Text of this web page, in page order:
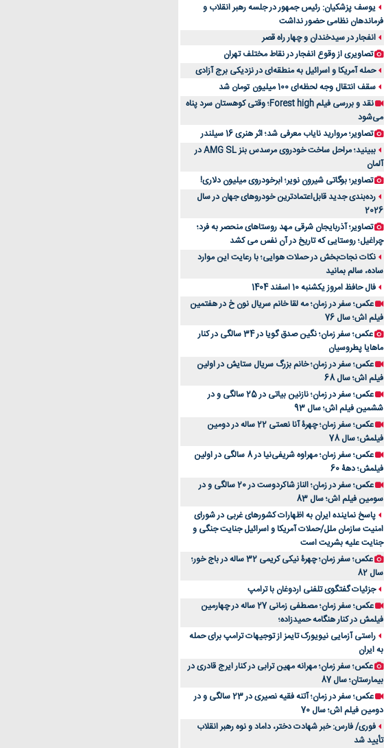
یوسف پزشکیان: رئیس جمهور در جلسه رهبر انقلاب و
فرماندهان نظامی حضور نداشت
انفجار در سیدخندان و چهار راه قصر
تصاویری از وقوع انفجار در نقاط مختلف تهران
حمله آمریکا و اسرائیل به منطقه‌ای در نزدیکی برج آزادی
سقف انتقال وجه لحظه‌ای 100 میلیون تومان شد
نقد و بررسی فیلم Forest high؛ وقتی کوهستان سرد پناه
می‌شود
تصاویر؛ مروارید نایاب معرفی شد؛ اثر هنری 16 سیلندر
ببینید؛ مراحل ساخت خودروی مرسدس بنز AMG SL در
آلمان
تصاویر؛ بوگاتی شیرون نویر؛ ابرخودروی میلیون دلاری!
رده‌بندی جدید قابل‌اعتمادترین خودروهای جهان در سال
2026
تصاویر؛ آذربایجان شرقی مهد روستاهای منحصر به فرد؛
چراغیل؛ روستایی که تاریخ در آن نفس می کشد
نکات نجات‌بخش در حملات هوایی؛ با رعایت این موارد
ساده، سالم بمانید
فال حافظ امروز یکشنبه 10 اسفند 1404
عکس؛ سفر در زمان؛ مه لقا خانم سریال نون خ در هفتمین
فیلم اش؛ سال 76
عکس؛ سفر زمان؛ نگین صدق گویا در 34 سالگی در کنار
ماهایا پطروسیان
عکس؛ سفر در زمان؛ خانم بزرگ سریال ستایش در اولین
فیلم اش؛ سال 68
عکس؛ سفر در زمان؛ نازنین بیاتی در 25 سالگی و در
ششمین فیلم اش؛ سال 93
عکس؛ سفر زمان؛ چهرۀ آنا نعمتی 22 ساله در دومین
فیلمش؛ سال 78
عکس؛ سفر زمان؛ مهراوه شریفی‌نیا در 8 سالگی در اولین
فیلمش؛ دهۀ 60
عکس؛ سفر در زمان؛ الناز شاکردوست در 20 سالگی و در
سومین فیلم اش؛ سال 83
پاسخ نماینده ایران به اظهارات کشورهای غربی در شورای
امنیت سازمان ملل/حملات آمریکا و اسرائیل جنایت جنگی و
جنایت علیه بشریت است
عکس؛ سفر زمان؛ چهرۀ نیکی کریمی 32 ساله در باج خور؛
سال 82
جزئیات گفتگوی تلفنی اردوغان با ترامپ
عکس؛ سفر زمان؛ مصطفی زمانی 27 ساله در چهارمین
فیلمش در کنار هنگامه حمیدزاده؛
راستی آزمایی نیویورک تایمز از توجیهات ترامپ برای حمله
به ایران
عکس؛ سفر زمان؛ مهرانه مهین ترابی در کنار ایرج قادری در
بیمارستان؛ سال 87
عکس؛ سفر در زمان؛ آتنه فقیه نصیری در 23 سالگی و در
دومین فیلم اش؛ سال 70
فوری/ فارس: خبر شهادت دختر، داماد و نوه رهبر انقلاب
تأیید شد